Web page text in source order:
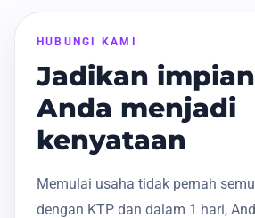
HUBUNGI KAMI
Jadikan
Anda menjadi
kenyataan
Memulai usaha tidak pernah
dengan KTP dan dalam 1 hari,